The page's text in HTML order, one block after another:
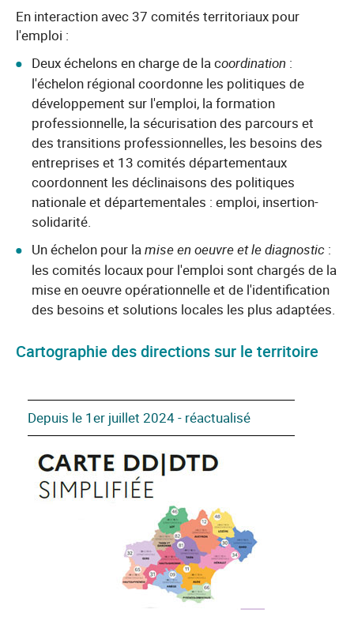
En interaction avec 37 comités territoriaux pour
l'emploi :
Deux échelons en charge de la coordination :
l'échelon régional coordonne les politiques de
développement sur l'emploi, la formation
professionnelle, la sécurisation des parcours et
des transitions professionnelles, les besoins des
entreprises et 13 comités départementaux
coordonnent les déclinaisons des politiques
nationale et départementales : emploi, insertion-
solidarité.
Un échelon pour lamise en oeuvre et le diagnostic :
les comités locaux pour l'emploi sont chargés de la
mise en oeuvre opérationnelle et de l'identification
des besoins et solutions locales les plus adaptées.
Cartographie des directions sur le territoire
Depuis le 1er juillet 2024 - réactualisé